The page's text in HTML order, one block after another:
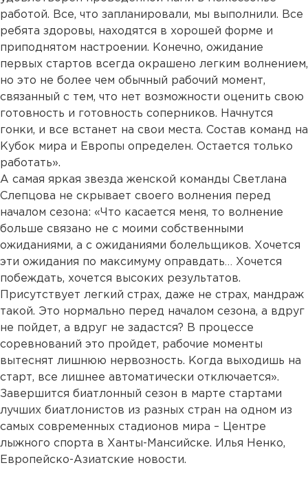
работой. Все, что запланировали, мы выполнили. Все
ребята здоровы, находятся в хорошей форме и
приподнятом настроении. Конечно, ожидание
первых стартов всегда окрашено легким волнением,
но это не более чем обычный рабочий момент,
связанный с тем, что нет возможности оценить свою
готовность и готовность соперников. Начнутся
гонки, и все встанет на свои места. Состав команд на
Кубок мира и Европы определен. Остается только
работать».
А самая яркая звезда женской команды Светлана
Слепцова не скрывает своего волнения перед
началом сезона: «Что касается меня, то волнение
больше связано не с моими собственными
ожиданиями, а с ожиданиями болельщиков. Хочется
эти ожидания по максимуму оправдать… Хочется
побеждать, хочется высоких результатов.
Присутствует легкий страх, даже не страх, мандраж
такой. Это нормально перед началом сезона, а вдруг
не пойдет, а вдруг не задастся? В процессе
соревнований это пройдет, рабочие моменты
вытеснят лишнюю нервозность. Когда выходишь на
старт, все лишнее автоматически отключается».
Завершится биатлонный сезон в марте стартами
лучших биатлонистов из разных стран на одном из
самых современных стадионов мира – Центре
лыжного спорта в Ханты-Мансийске. Илья Ненко,
Европейско-Азиатские новости.